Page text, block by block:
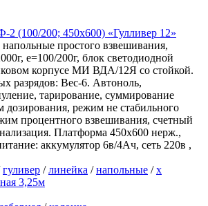
(100/200; 450х600) «Гулливер 12»
простого взвешивания,
e=100/200г, блок светодиодной
корпусе МИ ВДА/12Я со стойкой.
разрядов: Вес-6. Автоноль,
тарирование, суммирование
режим не стабильного
процентного взвешивания, счетный
Платформа 450х600 нерж.,
аккумулятор 6в/4Ач, сеть 220в ,
гуливер /линейка /напольные /х
3,25м